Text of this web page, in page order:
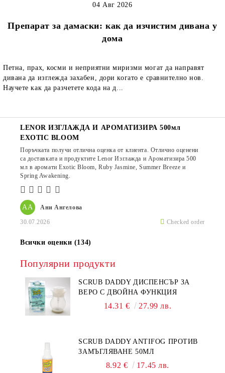
Препарат за дамаски: как да изчистим дивана у
дома
04 Авг 2026
Петна, прах, косми и неприятни миризми могат да направят
дивана да изглежда захабен, дори когато е сравнително нов.
Научете как да разчетете кода на д...
АА Ани Ангелова
30.07.2026 Checked order
LENOR ИЗГЛАЖДА И АРОМАТИЗИРА 500мл
EXOTIC BLOOM
Поръчката получи отлична оценка от клиента. Отлично оценени
са доставката и продуктите Lenor Изглажда и Ароматизира 500
мл в аромати Exotic Bloom, Ruby Jasmine, Summer Breeze и
Spring Awakening.
Всички оценки (134)
Популярни продукти
SCRUB DADDY ДИСПЕНСЪР ЗА
ВЕРО С ДВОЙНА ФУНКЦИЯ
14.31 € 27.99 лв.
SCRUB DADDY ANTIFOG ПРОТИВ
ЗАМЪГЛЯВАНЕ 50МЛ
8.92 € 17.45 лв.